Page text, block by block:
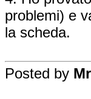
problemi) e
la scheda.
Posted by